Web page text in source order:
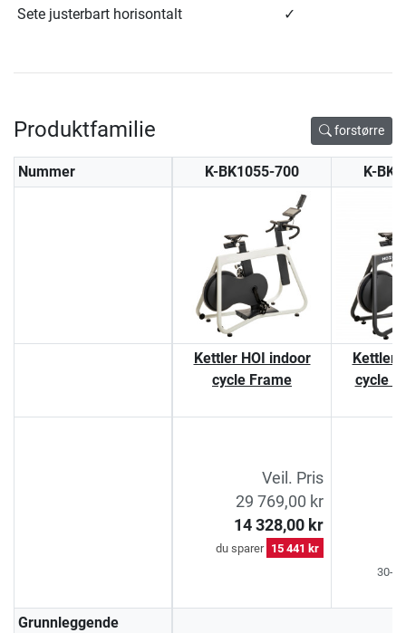
Sete justerbart horisontalt ✓
Produktfamilie forstørre
Nummer K-BK1055-700 K-
Kettler HOI indoor
cycle Frame
Kettler
cycle
Veil. Pris
29 769,00 kr
14 328,00 kr
du sparer 15 441 kr
30-
Grunnleggende